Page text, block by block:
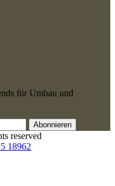
für Umbau und
reserved
18962